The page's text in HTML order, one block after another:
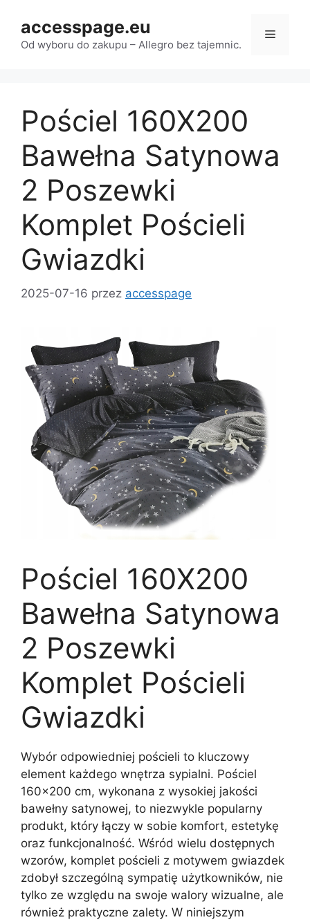
treści
accesspage.eu
Od wyboru do zakupu – Allegro bez tajemnic.
Menu
Pościel 160X200
Bawełna Satynowa
2 Poszewki
Komplet Pościeli
Gwiazdki
2025-07-16 przez accesspage
Pościel 160X200
Bawełna Satynowa
2 Poszewki
Komplet Pościeli
Gwiazdki
Wybór odpowiedniej pościeli to kluczowy
element każdego wnętrza sypialni. Pościel
160×200 cm, wykonana z wysokiej jakości
bawełny satynowej, to niezwykle popularny
produkt, który łączy w sobie komfort, estetykę
oraz funkcjonalność. Wśród wielu dostępnych
wzorów, komplet pościeli z motywem gwiazdek
zdobył szczególną sympatię użytkowników, nie
tylko ze względu na swoje walory wizualne, ale
również praktyczne zalety. W niniejszym